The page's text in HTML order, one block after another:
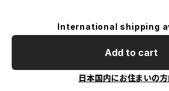
International shipping
Add to cart
日本国内にお住まいの